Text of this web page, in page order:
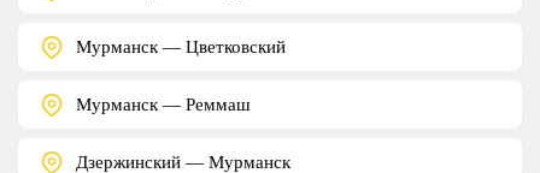
Мурманск — Цветковский
Мурманск — Реммаш
Дзержинский — Мурманск